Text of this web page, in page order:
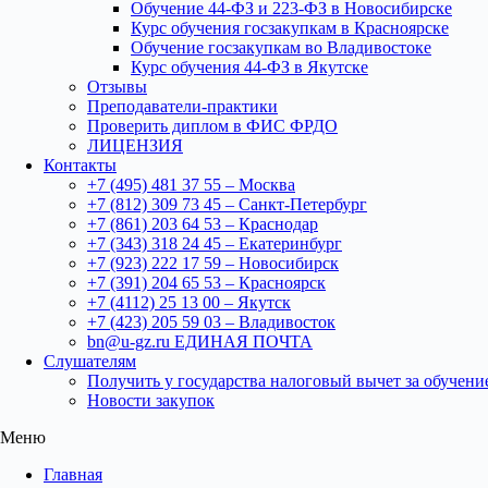
Обучение 44-ФЗ и 223-ФЗ в Новосибирске
Курс обучения госзакупкам в Красноярске
Обучение госзакупкам во Владивостоке
Курс обучения 44-ФЗ в Якутске
Отзывы
Преподаватели-практики
Проверить диплом в ФИС ФРДО
ЛИЦЕНЗИЯ
Контакты
+7 (495) 481 37 55 – Москва
+7 (812) 309 73 45 – Санкт-Петербург
+7 (861) 203 64 53 – Краснодар
+7 (343) 318 24 45 – Екатеринбург
+7 (923) 222 17 59 – Новосибирск
+7 (391) 204 65 53 – Красноярск
+7 (4112) 25 13 00 – Якутск
+7 (423) 205 59 03 – Владивосток
bn@u-gz.ru ЕДИНАЯ ПОЧТА
Слушателям
Получить у государства налоговый вычет за
Новости закупок
Меню
Главная